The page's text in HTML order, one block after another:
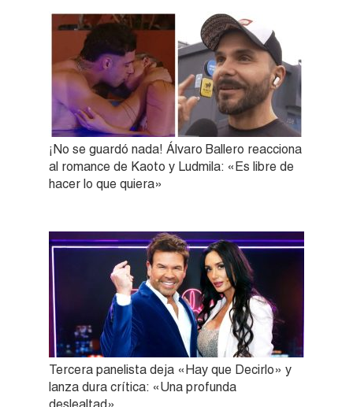
¡No se guardó nada! Álvaro Ballero reacciona
al romance de Kaoto y Ludmila: «Es libre de
hacer lo que quiera»
Tercera panelista deja «Hay que Decirlo» y
lanza dura crítica: «Una profunda